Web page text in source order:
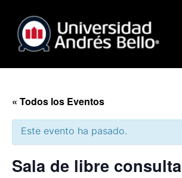
« Todos los Eventos
Este evento ha pasado.
Sala de libre consulta